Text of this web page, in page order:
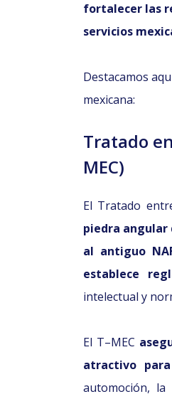
fortalecer las
servicios
Destacamos
mexicana:
Tratado
MEC)
El Tratado
piedra angular
al antiguo
establece
intelectual y
El T–MEC
atractivo
automoción,